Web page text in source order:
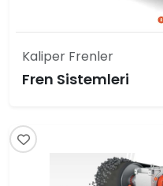
Kaliper Frenler
Fren Sistemleri